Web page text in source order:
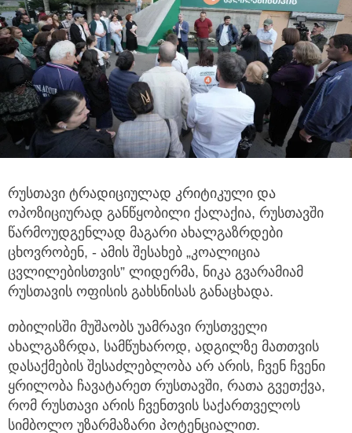
რუსთავი ტრადიციულად კრიტიკული და
ოპოზიციურად განწყობილი ქალაქია, რუსთავში
წარმოუდგენლად მაგარი ახალგაზრდები
ცხოვრობენ, - ამის შესახებ „კოალიცია
ცვლილებისთვის” ლიდერმა, ნიკა გვარამიამ
რუსთავის ოფისის გახსნისას განაცხადა.
თბილისში მუშაობს უამრავი რუსთველი
ახალგაზრდა, სამწუხაროდ, ადგილზე მათთვის
დასაქმების შესაძლებლობა არ არის, ჩვენ ჩვენი
ყრილობა ჩავატარეთ რუსთავში, რათა გვეთქვა,
რომ რუსთავი არის ჩვენთვის საქართველოს
სიმბოლო უზარმაზარი პოტენციალით.